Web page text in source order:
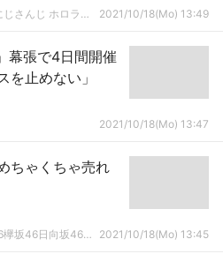
てぇてぇかんそく：Vtuber にじさんじ ホロライブまとめ 2021/10/18(Mo) 13:49
幕張で4日間開催
を止めない」
2021/10/18(Mo) 13:47
ちゃくちゃ売れ
乃木通☆世界最速！乃木坂46欅坂46日向坂46速報まとめ 2021/10/18(Mo) 13:45